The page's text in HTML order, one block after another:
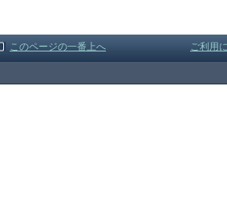
このページの一番上へ ご利用